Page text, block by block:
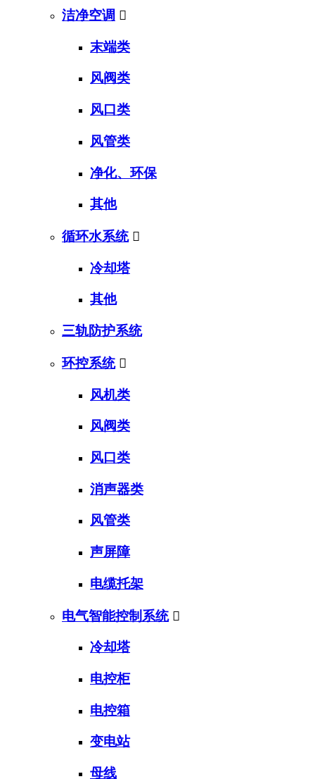
洁净空调 
末端类
风阀类
风口类
风管类
净化、环保
其他
循环水系统 
冷却塔
其他
三轨防护系统
环控系统 
风机类
风阀类
风口类
消声器类
风管类
声屏障
电缆托架
电气智能控制系统 
冷却塔
电控柜
电控箱
变电站
母线